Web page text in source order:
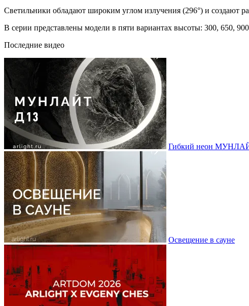
Светильники обладают широким углом излучения (296°) и создают
В серии представлены модели в пяти вариантах высоты: 300, 650,
Последние видео
Гибкий неон
Освещение в сауне